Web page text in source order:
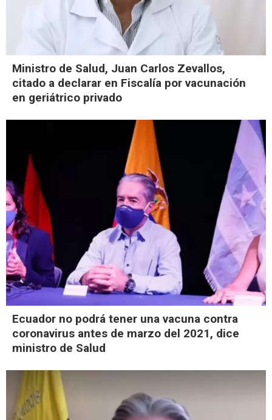
Ministro de Salud, Juan Carlos Zevallos,
citado a declarar en Fiscalía por vacunación
en geriátrico privado
Ecuador no podrá tener una vacuna contra
coronavirus antes de marzo del 2021, dice
ministro de Salud